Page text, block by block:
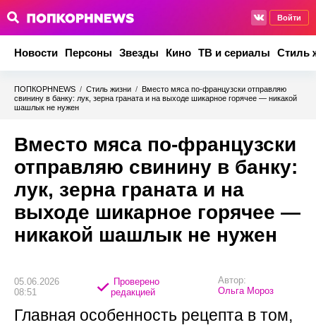
Войти
Новости Персоны Звезды Кино ТВ и сериалы Стиль
ПОПКОРНNEWS / Стиль жизни / Вместо мяса по-французски отправляю
свинину в банку: лук, зерна граната и на выходе шикарное горячее — никакой
шашлык не нужен
Вместо мяса по-французски
отправляю свинину в банку:
лук, зерна граната и на
выходе шикарное горячее —
никакой шашлык не нужен
05.06.2026
08:51
Проверено
редакцией
Автор:
Ольга Мороз
Главная особенность рецепта в том,